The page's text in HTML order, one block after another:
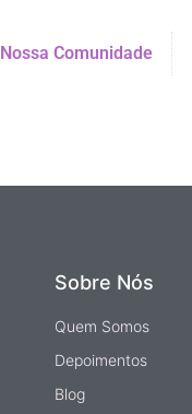
Nossa Comunidade
Sobre Nós
Quem Somos
Depoimentos
Blog